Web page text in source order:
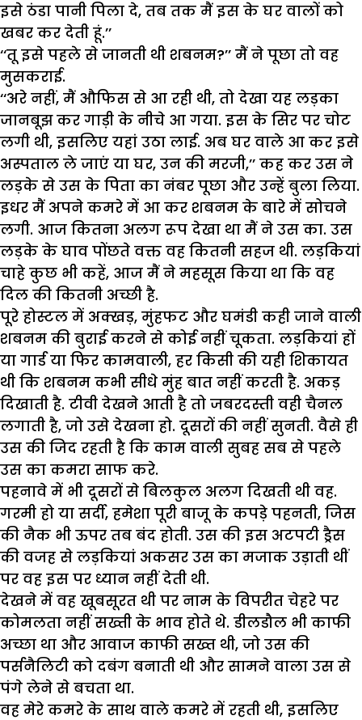
इसे ठंडा पानी पिला दे, तब तक मैं इस के घर वालों को
खबर कर देती हूं.’’
‘‘तू इसे पहले से जानती थी शबनम?’’ मैं ने पूछा तो वह
मुसकराई.
‘‘अरे नहीं, मैं औफिस से आ रही थी, तो देखा यह लड़का
जानबूझ कर गाड़ी के नीचे आ गया. इस के सिर पर चोट
लगी थी, इसलिए यहां उठा लाई. अब घर वाले आ कर इसे
अस्पताल ले जाएं या घर, उन की मरजी,’’ कह कर उस ने
लड़के से उस के पिता का नंबर पूछा और उन्हें बुला लिया.
इधर मैं अपने कमरे में आ कर शबनम के बारे में सोचने
लगी. आज कितना अलग रूप देखा था मैं ने उस का. उस
लड़के के घाव पोंछते वक्त वह कितनी सहज थी. लड़कियां
चाहे कुछ भी कहें, आज मैं ने महसूस किया था कि वह
दिल की कितनी अच्छी है.
पूरे होस्टल में अक्खड़, मुंहफट और घमंडी कही जाने वाली
शबनम की बुराई करने से कोई नहीं चूकता. लड़कियां हों
या गार्ड या फिर कामवाली, हर किसी की यही शिकायत
थी कि शबनम कभी सीधे मुंह बात नहीं करती है. अकड़
दिखाती है. टीवी देखने आती है तो जबरदस्ती वही चैनल
लगाती है, जो उसे देखना हो. दूसरों की नहीं सुनती. वैसे ही
उस की जिद रहती है कि काम वाली सुबह सब से पहले
उस का कमरा साफ करे.
पहनावे में भी दूसरों से बिलकुल अलग दिखती थी वह.
गरमी हो या सर्दी, हमेशा पूरी बाजू के कपड़े पहनती, जिस
की नैक भी ऊपर तब बंद होती. उस की इस अटपटी ड्रैस
की वजह से लड़कियां अकसर उस का मजाक उड़ाती थीं
पर वह इस पर ध्यान नहीं देती थी.
देखने में वह खूबसूरत थी पर नाम के विपरीत चेहरे पर
कोमलता नहीं सख्ती के भाव होते थे. डीलडौल भी काफी
अच्छा था और आवाज काफी सख्त थी, जो उस की
पर्सनैलिटी को दबंग बनाती थी और सामने वाला उस से
पंगे लेने से बचता था.
वह मेरे कमरे के साथ वाले कमरे में रहती थी, इसलिए